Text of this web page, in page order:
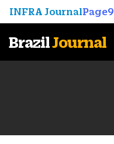
INFRA JournalPage9
BrazilJournal